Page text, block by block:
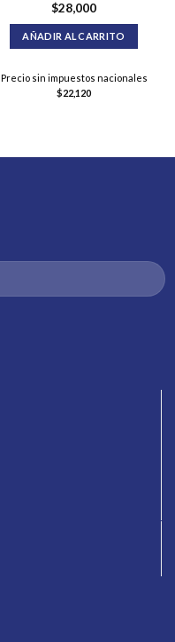
$28,000
AÑADIR AL CARRITO
Precio sin impuestos nacionales
$22,120